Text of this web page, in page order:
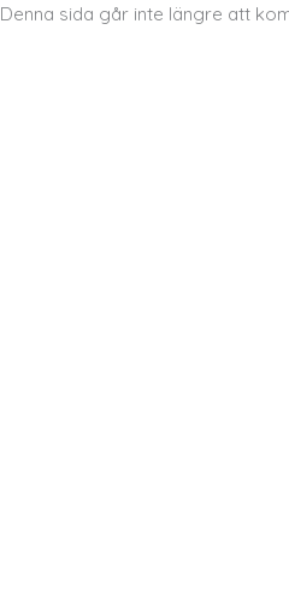
Denna sida går inte längre att